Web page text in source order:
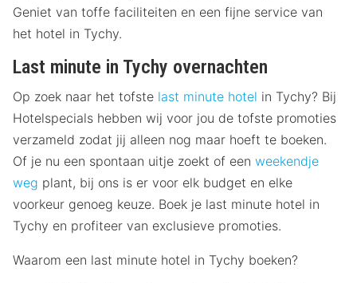
Geniet van toffe faciliteiten en een fijne service van
het hotel in Tychy.
Last minute in Tychy overnachten
Op zoek naar het tofste last minute hotel in Tychy? Bij
Hotelspecials hebben wij voor jou de tofste promoties
verzameld zodat jij alleen nog maar hoeft te boeken.
Of je nu een spontaan uitje zoekt of een weekendje
weg plant, bij ons is er voor elk budget en elke
voorkeur genoeg keuze. Boek je last minute hotel in
Tychy en profiteer van exclusieve promoties.
Waarom een last minute hotel in Tychy boeken?